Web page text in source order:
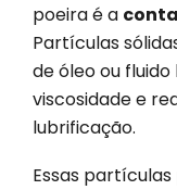
poeira é a
Partículas
de óleo ou
viscosidade e
lubrificação.
Essas